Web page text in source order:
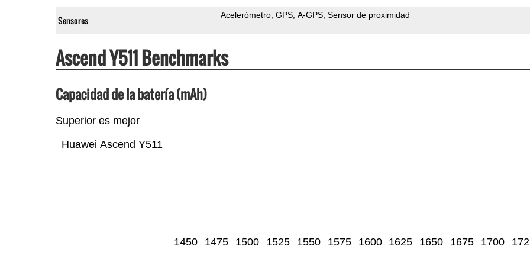
Sensores Acelerómetro GPS A-GPS Sensor de proximidad
Ascend Y511 Benchmarks
Capacidad de la batería (mAh)
Superior es mejor
Huawei Ascend Y511
1450 1475 1500 1525 1550 1575 1600 1625 1650 1675 1700